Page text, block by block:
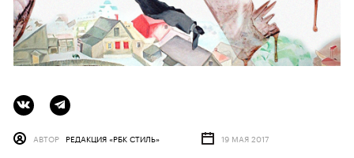
АВТОР РЕДАКЦИЯ «РБК СТИЛЬ» 19 МАЯ 2017